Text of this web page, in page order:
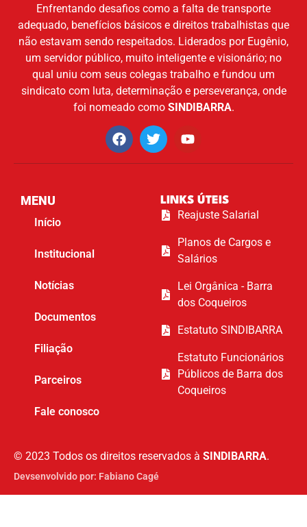
Enfrentando desafios como a falta de transporte
adequado, benefícios básicos e direitos trabalhistas que
não estavam sendo respeitados. Liderados por Eugênio,
um servidor público, muito inteligente e visionário; no
qual uniu com seus colegas trabalho e fundou um
sindicato com luta, determinação e perseverança, onde
foi nomeado como SINDIBARRA.
MENU
Início
Institucional
Notícias
Documentos
Filiação
Parceiros
Fale conosco
LINKS ÚTEIS
Reajuste Salarial
Planos de Cargos e
Salários
Lei Orgânica - Barra
dos Coqueiros
Estatuto SINDIBARRA
Estatuto Funcionários
Públicos de Barra dos
Coqueiros
© 2023 Todos os direitos reservados à SINDIBARRA.
Devsenvolvido por: Fabiano Cagé